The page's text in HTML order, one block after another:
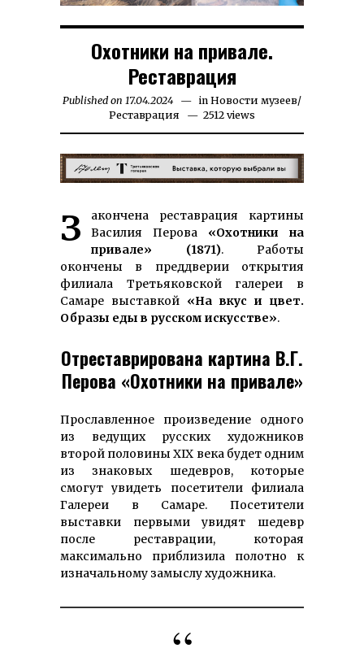
Охотники на привале.
Реставрация
Published on 17.04.2024 23.07.2025
in Новости музеев/
Реставрация
2512 views
Закончена реставрация картины Ва­си­лия Перова «Охотники на
привале» (1871). Ра­боты
окончены в преддверии открытия
филиала Третья­ков­ской галереи в
Самаре выставкой «На вкус и цвет.
Образы еды в русском искусстве».
Отреставрирована картина В.Г.
Перова «Охотники на привале»
Прославленное произведение одного
из ведущих русских художников
второй половины XIX века будет одним
из знаковых шедевров, которые
смогут увидеть посетители филиала
Галереи в Самаре. Посетители
выставки первыми увидят шедевр
после реставрации, которая
максимально приблизила полотно к
изначальному замыслу художника.